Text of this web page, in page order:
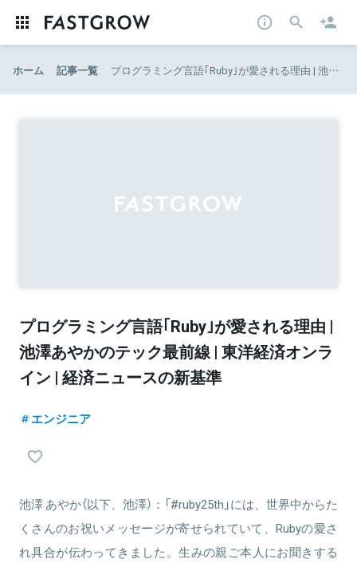
ホーム 記事一覧 プログラミング言語｢Ruby｣が愛される理由 | 池澤あやかのテック最前線 | 東洋経済オンライン | 経済ニュースの新基準
プログラミング言語｢Ruby｣が愛される理由 |
池澤あやかのテック最前線 | 東洋経済オンラ
イン | 経済ニュースの新基準
エンジニア
池澤 あやか（以下、池澤）：「#ruby25th」には、世界中からた
くさんのお祝いメッセージが寄せられていて、Rubyの愛さ
れ具合が伝わってきました。生みの親ご本人にお聞きする